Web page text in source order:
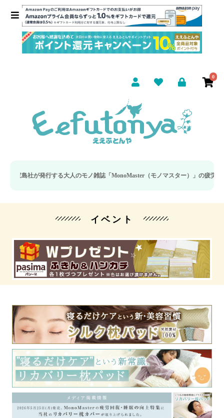
0
発行する大人のモノ雑誌「MonoMaster（モノマスター）」の疲労回復・睡眠の
イベント